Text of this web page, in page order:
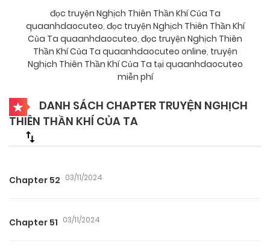
đọc truyện Nghịch Thiên Thần Khí Của Ta
quaanhdaocuteo, đọc truyện Nghịch Thiên Thần Khí
Của Ta quaanhdaocuteo, đọc truyện Nghịch Thiên
Thần Khí Của Ta quaanhdaocuteo online, truyện
Nghịch Thiên Thần Khí Của Ta tại quaanhdaocuteo
miễn phí
DANH SÁCH CHAPTER TRUYỆN NGHỊCH
THIÊN THẦN KHÍ CỦA TA
Chapter 52 03/11/2024
Chapter 51 03/11/2024